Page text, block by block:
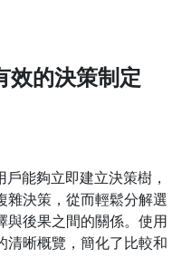
效的決策制定
戶能夠立即建立決策樹，
雜決策，從而輕鬆分解選
與後果之間的關係。使用
清晰概覽，簡化了比較和